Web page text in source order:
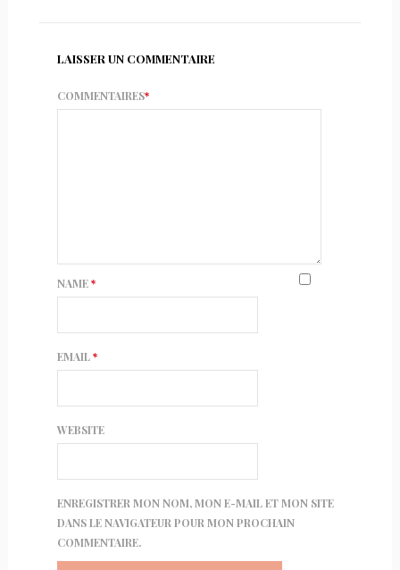
LAISSER UN COMMENTAIRE
COMMENTAIRES*
NAME*
EMAIL*
WEBSITE
ENREGISTRER MON NOM, MON E-MAIL ET MON SITE
DANS LE NAVIGATEUR POUR MON PROCHAIN
COMMENTAIRE.